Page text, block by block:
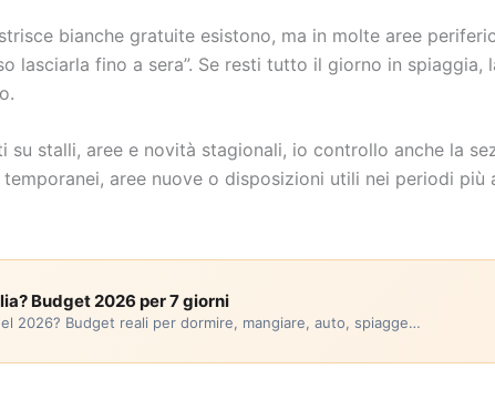
bianche gratuite esistono, ma in molte aree
lasciarla fino a sera”. Se resti tutto il giorno in
su stalli, aree e novità stagionali, io controllo anche la
aree nuove o disposizioni utili nei periodi più
Budget 2026 per 7 giorni
2026? Budget reali per dormire, mangiare, auto, spiagge…